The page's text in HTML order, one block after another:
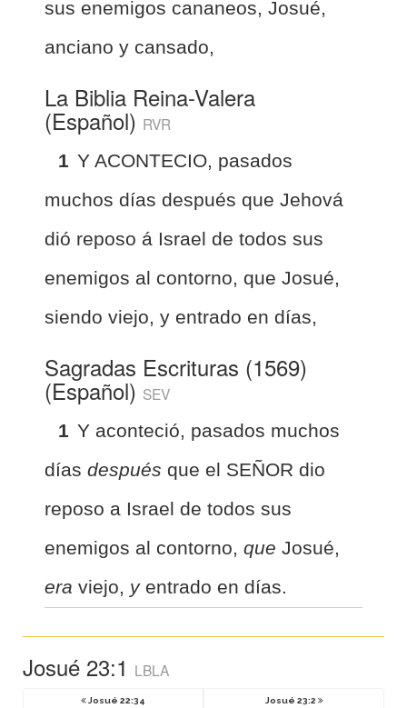
sus enemigos cananeos, Josué,
anciano y cansado,
La Biblia Reina-Valera
(Español) RVR
1 Y ACONTECIO, pasados
muchos días después que Jehová
dió reposo á Israel de todos sus
enemigos al contorno, que Josué,
siendo viejo, y entrado en días,
Sagradas Escrituras (1569)
(Español) SEV
1 Y aconteció, pasados muchos
días después que el SEÑOR dio
reposo a Israel de todos sus
enemigos al contorno, que Josué,
era viejo, yentrado en días.
Josué 23:1 LBLA
Josué 22:34 Josué 23:2